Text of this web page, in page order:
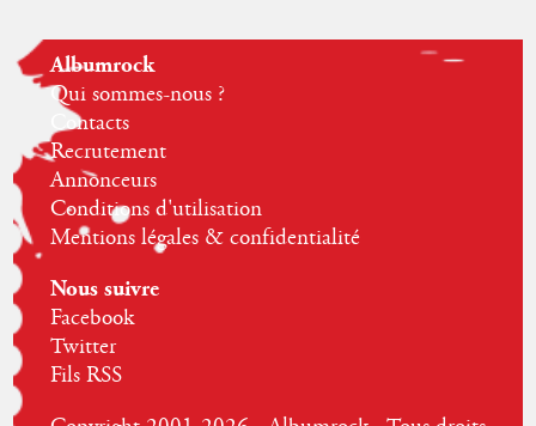
Albumrock
Qui sommes-nous ?
Contacts
Recrutement
Annonceurs
Conditions d'utilisation
Mentions légales & confidentialité
Nous suivre
Facebook
Twitter
Fils RSS